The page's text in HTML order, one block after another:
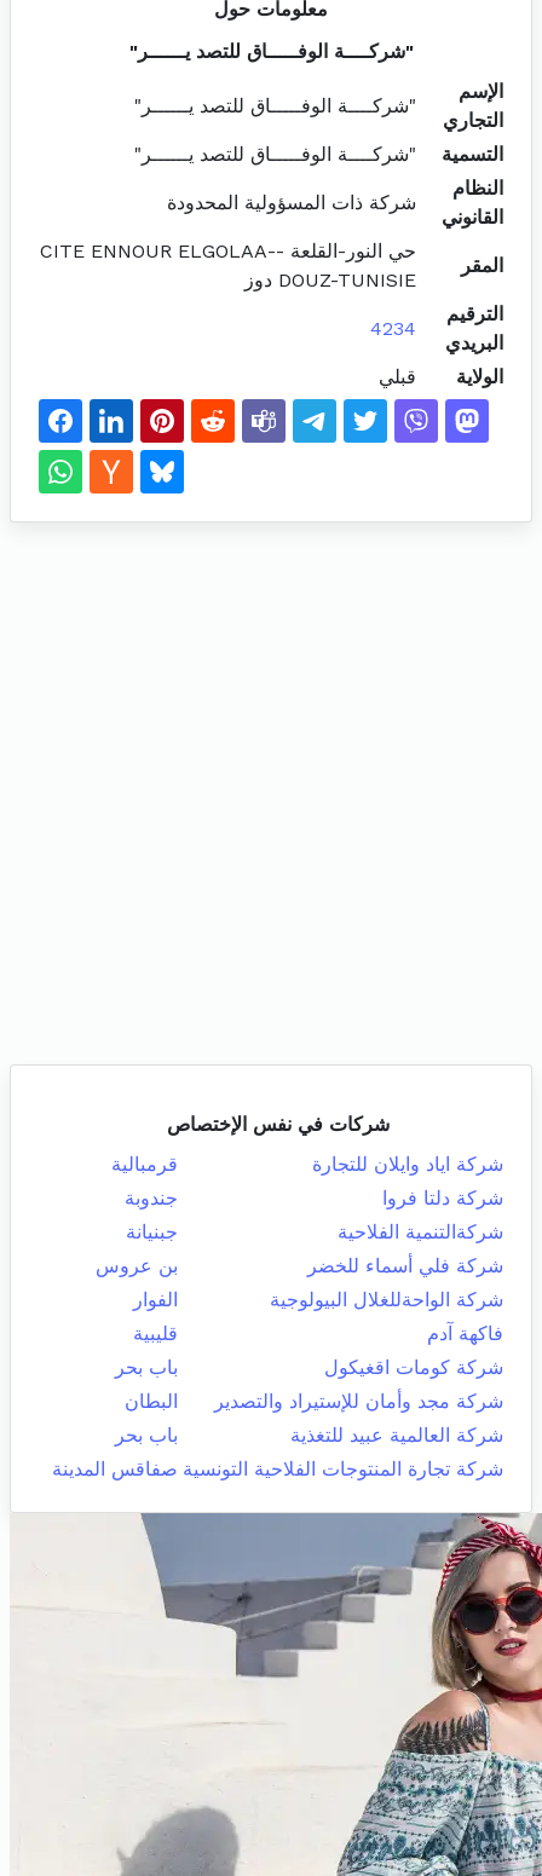
معلومات حول
"شركــــة الوفـــــاق للتصد يــــــر"
الإسم
التجاري
"شركــــة الوفـــــاق للتصد يــــــر"
التسمية
"شركــــة الوفـــــاق للتصد يــــــر"
النظام
القانوني
شركة ذات المسؤولية المحدودة
المقر
حي النور-القلعة -CITE ENNOUR ELGOLAA-
DOUZ-TUNISIE دوز
الترقيم
البريدي
4234
الولاية قبلي
شركات في نفس الإختصاص
شركة اياد وايلان للتجارة
قرمبالية
شركة دلتا فروا
جندوبة
شركةالتنمية الفلاحية
جبنيانة
شركة فلي أسماء للخضر
بن عروس
شركة الواحةللغلال البيولوجية
الفوار
فاكهة آدم
قليبية
شركة كومات اقغيكول
باب بحر
شركة مجد وأمان للإستيراد والتصدير
البطان
شركة العالمية عبيد للتغذية
باب بحر
شركة تجارة المنتوجات الفلاحية التونسية صفاقس المدينة